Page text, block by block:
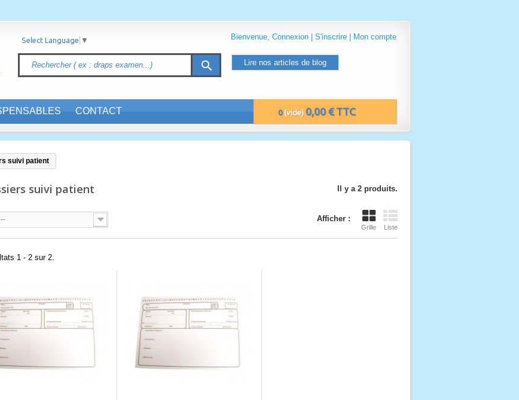
Bienvenue, Connexion | S'inscrire | Mon compte
search
0 (vide) 0,00 € TTC
CONTACT
Lire nos articles de blog
Select Language ▼
suivi patient
suivi patient Il y a 2 produits.
Afficher :
Grille Liste
--
1 - 2 sur 2.